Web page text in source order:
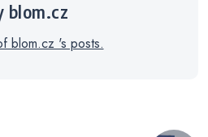
blom.cz
blom.cz 's posts.